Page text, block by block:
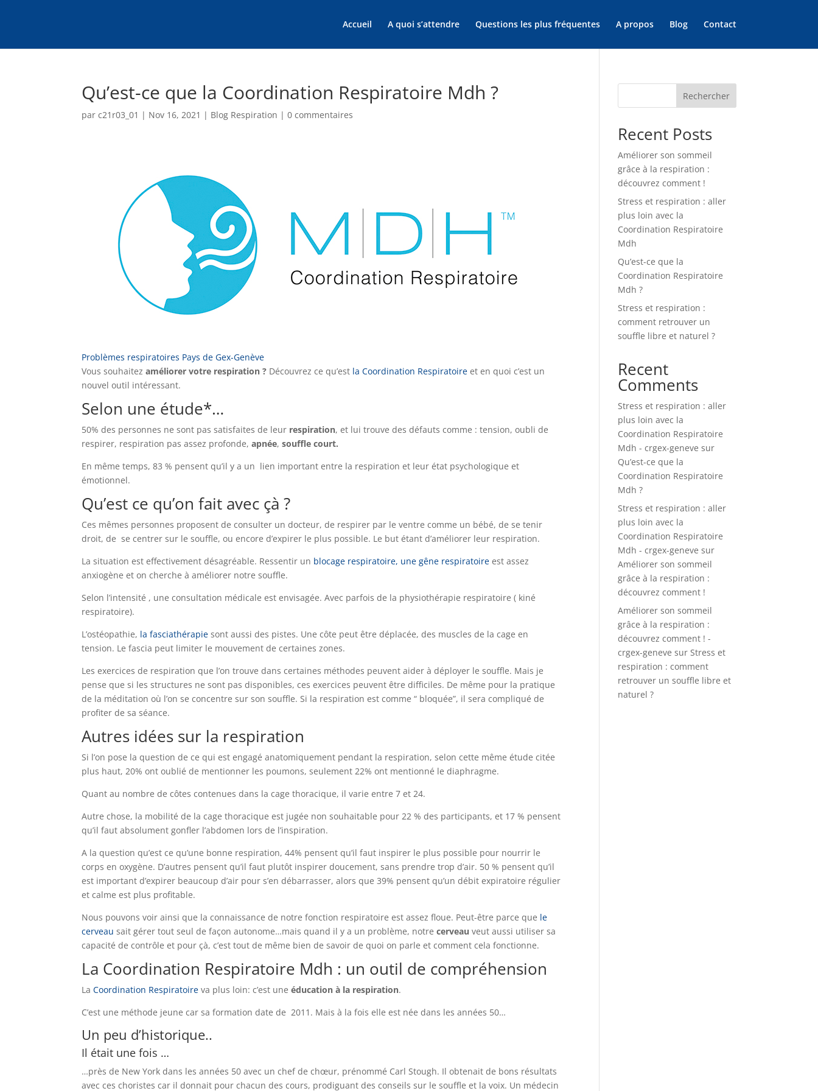
Accueil A quoi s’attendre Questions les plus fréquentes A propos Blog Contact
Qu’est-ce que la Coordination Respiratoire Mdh ?
parc21r03_01 | Nov 16, 2021 | Blog Respiration |0 commentaires
Problèmes respiratoires Pays de Gex-Genève
Vous souhaitezaméliorer votre respiration ? Découvrez ce qu’est la Coordination Respiratoire et en quoi c’est un
nouvel outil intéressant.
Selon une étude*…
50% des personnes ne sont pas satisfaites de leur respiration, et lui trouve des défauts comme : tension, oubli de
respirer, respiration pas assez profonde,apnée,souffle court.
En même temps, 83 % pensent qu’il y a un lien important entre la respiration et leur état psychologique et
émotionnel.
Qu’est ce qu’on fait avec çà ?
Ces mêmes personnes proposent de consulter un docteur, de respirer par le ventre comme un bébé, de se tenir
droit, de se centrer sur le souffle, ou encore d’expirer le plus possible. Le but étant d’améliorer leur respiration.
La situation est effectivement désagréable. Ressentir un blocage respiratoire, une gêne respiratoire est assez
anxiogène et on cherche à améliorer notre souffle.
Selon l’intensité , une consultation médicale est envisagée. Avec parfois de la physiothérapie respiratoire ( kiné
respiratoire).
L’ostéopathie, la fasciathérapie sont aussi des pistes. Une côte peut être déplacée, des muscles de la cage en
tension. Le fascia peut limiter le mouvement de certaines zones.
Les exercices de respiration que l’on trouve dans certaines méthodes peuvent aider à déployer le souffle. Mais je
pense que si les structures ne sont pas disponibles, ces exercices peuvent être difficiles. De même pour la pratique
de la méditation où l’on se concentre sur son souffle. Si la respiration est comme “ bloquée”, il sera compliqué de
profiter de sa séance.
Autres idées sur la respiration
Si l’on pose la question de ce qui est engagé anatomiquement pendant la respiration, selon cette même étude citée
plus haut, 20% ont oublié de mentionner les poumons, seulement 22% ont mentionné le diaphragme.
Quant au nombre de côtes contenues dans la cage thoracique, il varie entre 7 et 24.
Autre chose, la mobilité de la cage thoracique est jugée non souhaitable pour 22 % des participants, et 17 % pensent
qu’il faut absolument gonfler l’abdomen lors de l’inspiration.
A la question qu’est ce qu’une bonne respiration, 44% pensent qu’il faut inspirer le plus possible pour nourrir le
corps en oxygène. D’autres pensent qu’il faut plutôt inspirer doucement, sans prendre trop d’air. 50 % pensent qu’il
est important d’expirer beaucoup d’air pour s’en débarrasser, alors que 39% pensent qu’un débit expiratoire régulier
et calme est plus profitable.
Nous pouvons voir ainsi que la connaissance de notre fonction respiratoire est assez floue. Peut-être parce que le
cerveausait gérer tout seul de façon autonome…mais quand il y a un problème, notre cerveauveut aussi utiliser sa
capacité de contrôle et pour çà, c’est tout de même bien de savoir de quoi on parle et comment cela fonctionne.
La Coordination Respiratoire Mdh : un outil de compréhension
La Coordination Respiratoire va plus loin: c’est uneéducation à la respiration.
C’est une méthode jeune car sa formation date de 2011. Mais à la fois elle est née dans les années 50…
Un peu d’historique..
Il était une fois …
…près de New York dans les années 50 avec un chef de chœur, prénommé Carl Stough. Il obtenait de bons résultats
avec ces choristes car il donnait pour chacun des cours, prodiguant des conseils sur le souffle et la voix. Un médecin
Rechercher
Recent Posts
Améliorer son sommeil
grâce à la respiration :
découvrez comment !
Stress et respiration : aller
plus loin avec la
Coordination Respiratoire
Mdh
Qu’est-ce que la
Coordination Respiratoire
Mdh ?
Stress et respiration :
comment retrouver un
souffle libre et naturel ?
Recent
Comments
Stress et respiration : aller
plus loin avec la
Coordination Respiratoire
Mdh - crgex-geneve sur
Qu’est-ce que la
Coordination Respiratoire
Mdh ?
Stress et respiration : aller
plus loin avec la
Coordination Respiratoire
Mdh - crgex-geneve sur
Améliorer son sommeil
grâce à la respiration :
découvrez comment !
Améliorer son sommeil
grâce à la respiration :
découvrez comment ! -
crgex-geneve surStress et
respiration : comment
retrouver un souffle libre et
naturel ?